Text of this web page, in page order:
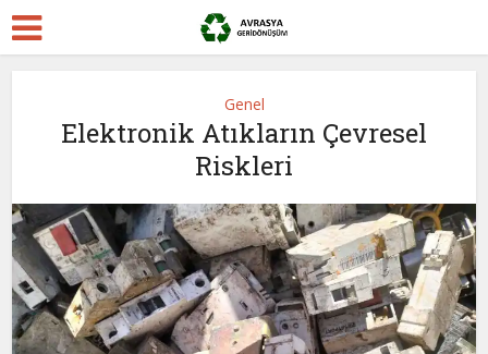
Genel
Elektronik Atıkların Çevresel
Riskleri